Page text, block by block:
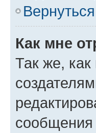
Как мне
Так же,
сообщения